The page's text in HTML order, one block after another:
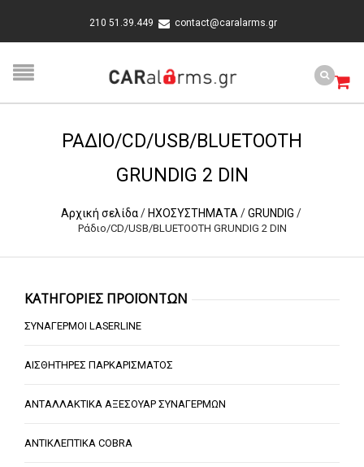
210 51.39.449 contact@caralarms.gr
ΡΆΔΙΟ/CD/USB/BLUETOOTH
GRUNDIG 2 DIN
Αρχική σελίδα / ΗΧΟΣΥΣΤΗΜΑΤΑ / GRUNDIG /
Ράδιο/CD/USB/BLUETOOTH GRUNDIG 2 DIN
ΚΑΤΗΓΟΡΙΕΣ ΠΡΟΪΟΝΤΩΝ
ΣΥΝΑΓΕΡΜΟΙ LASERLINE
ΑΙΣΘΗΤΗΡΕΣ ΠΑΡΚΑΡΙΣΜΑΤΟΣ
ΑΝΤΑΛΛΑΚΤΙΚΑ ΑΞΕΣΟΥΑΡ ΣΥΝΑΓΕΡΜΩΝ
ΑΝΤΙΚΛΕΠΤΙΚΑ COBRA